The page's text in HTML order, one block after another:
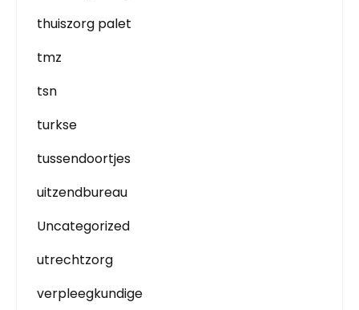
thuiszorg palet
tmz
tsn
turkse
tussendoortjes
uitzendbureau
Uncategorized
utrechtzorg
verpleegkundige